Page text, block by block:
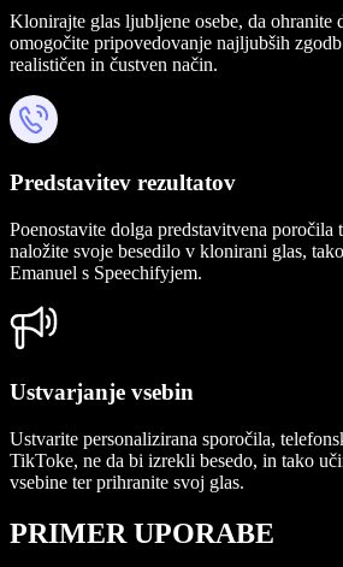
Klonirajte glas ljubljene osebe, da ohranite
omogočite pripovedovanje najljubših
realističen in čustven način.
Predstavitev rezultatov
Poenostavite dolga predstavitvena poročila
naložite svoje besedilo v klonirani glas,
Emanuel s Speechifyjem.
Ustvarjanje vsebin
Ustvarite personalizirana sporočila,
TikToke, ne da bi izrekli besedo, in tako
vsebine ter prihranite svoj glas.
PRIMER UPORABE